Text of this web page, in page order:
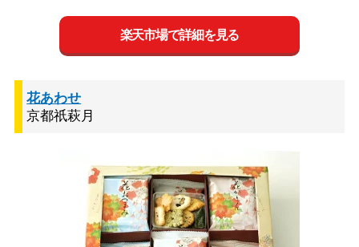
楽天市場で詳細を見る
花あわせ
京都祇萩月